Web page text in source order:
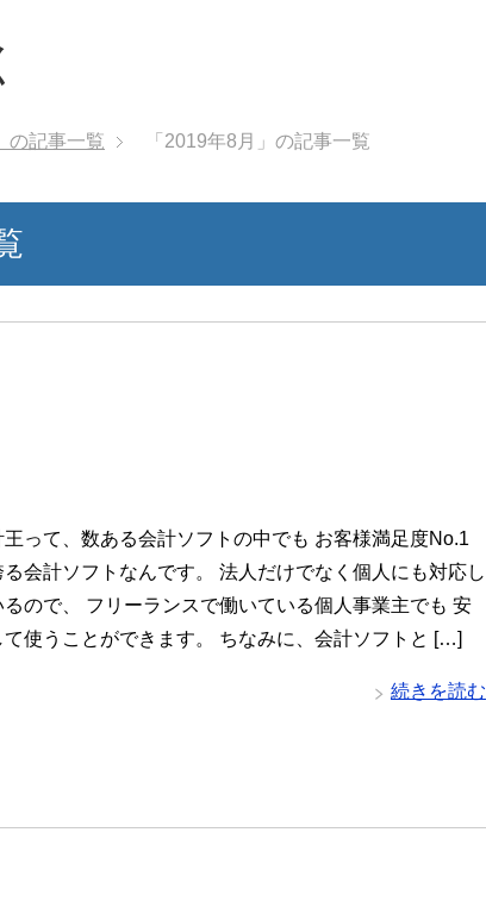
の記事一覧 「2019年8月」の記事一覧
王って、数ある会計ソフトの中でも お客様満足度No.1
る会計ソフトなんです。 法人だけでなく個人にも対応し
るので、 フリーランスで働いている個人事業主でも 安
て使うことができます。 ちなみに、会計ソフトと […]
続きを読む